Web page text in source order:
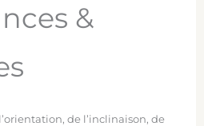
&
de l’inclinaison, de